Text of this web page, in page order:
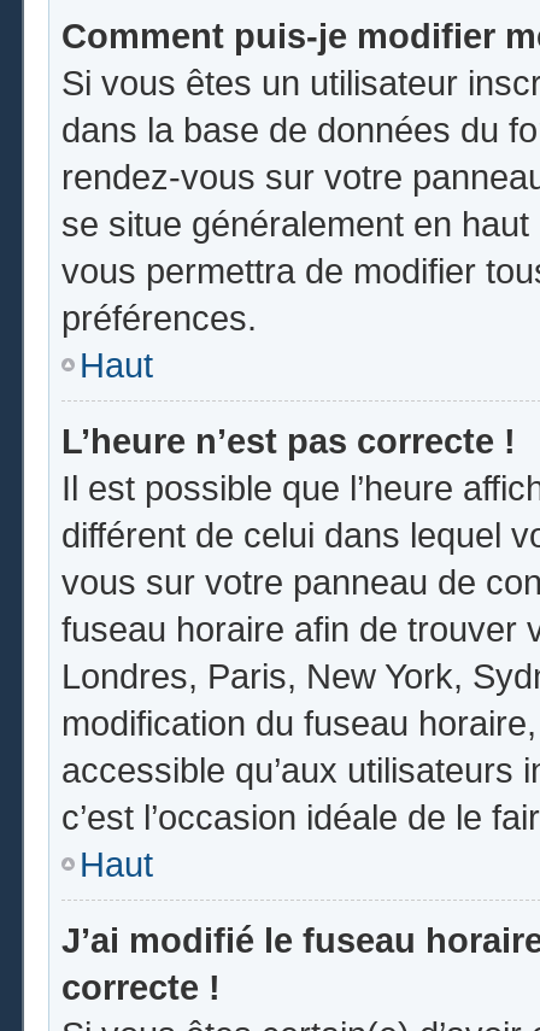
Comment puis-je modifier
Si vous êtes un utilisateur
dans la base de données du
rendez-vous sur votre
se situe généralement en
vous permettra de modifier
préférences.
Haut
L’heure n’est pas correcte !
Il est possible que l’heure
différent de celui dans lequel
vous sur votre panneau de
fuseau horaire afin de trouver
Londres, Paris, New York,
modification du fuseau
accessible qu’aux utilisateurs
c’est l’occasion idéale de le
Haut
J’ai modifié le fuseau
correcte !